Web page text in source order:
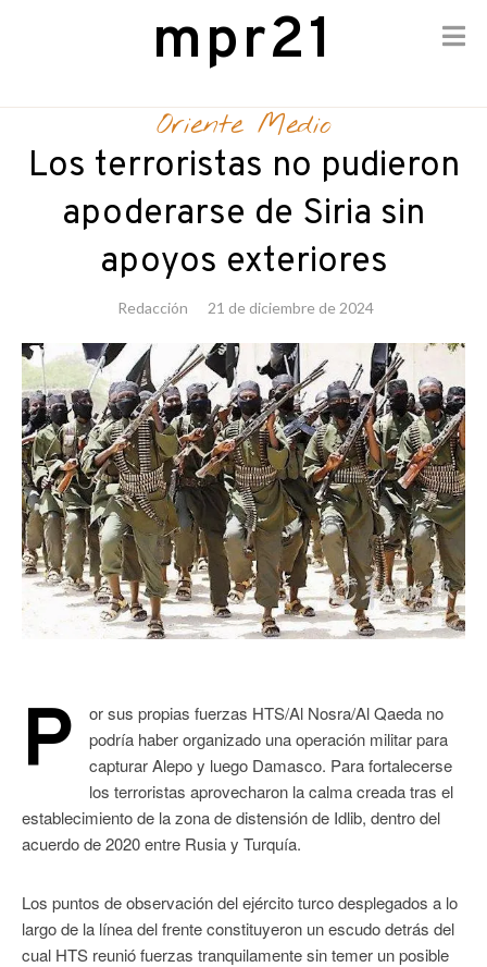
content
mpr21
Oriente Medio
Los terroristas no pudieron
apoderarse de Siria sin
apoyos exteriores
Redacción 21 de diciembre de 2024
P
or sus propias fuerzas HTS/Al Nosra/Al Qaeda no
podría haber organizado una operación militar para
capturar Alepo y luego Damasco. Para fortalecerse
los terroristas aprovecharon la calma creada tras el
establecimiento de la zona de distensión de Idlib, dentro del
acuerdo de 2020 entre Rusia y Turquía.
Los puntos de observación del ejército turco desplegados a lo
largo de la línea del frente constituyeron un escudo detrás del
cual HTS reunió fuerzas tranquilamente sin temer un posible